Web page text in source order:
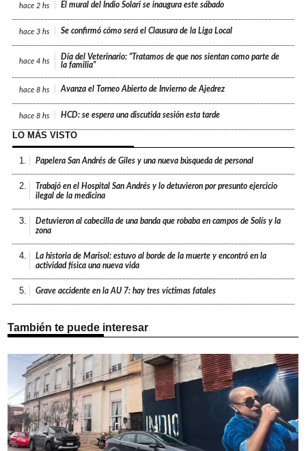
hace 2 hs El mural del Indio Solari se inaugura este sábado
hace 3 hs Se confirmó cómo será el Clausura de la Liga Local
hace 4 hs
Día del Veterinario: “Tratamos de que nos sientan como parte de
la familia”
hace 8 hs Avanza el Torneo Abierto de Invierno de Ajedrez
hace 8 hs HCD: se espera una discutida sesión esta tarde
LO MÁS VISTO
1. Papelera San Andrés de Giles y una nueva búsqueda de personal
2.
Trabajó en el Hospital San Andrés y lo detuvieron por presunto ejercicio
ilegal de la medicina
3.
Detuvieron al cabecilla de una banda que robaba en campos de Solís y la
zona
4.
La historia de Marisol: estuvo al borde de la muerte y encontró en la
actividad física una nueva vida
5. Grave accidente en la AU 7: hay tres víctimas fatales
También te puede interesar